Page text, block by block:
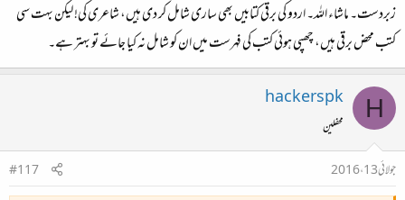
زبردست۔ ماشاء اللہ۔ اردو کی برقی کتابیں بھی ساری شامل کر دی ہیں، شاعری کی! لیکن بہت سی
کتب محض برقی ہیں، چھپی ہوئی کتب کی فہرست میں ان کو شامل نہ کیا جائے تو بہتر ہے۔
H
hackerspk
محفلین
جولائی 13، 2016
#117